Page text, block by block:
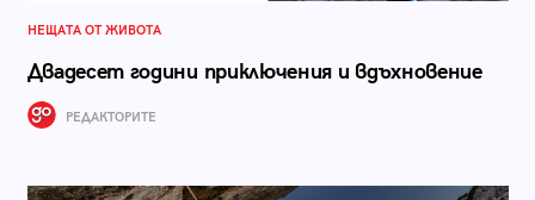
НЕЩАТА ОТ ЖИВОТА
Двадесет години приключения и вдъхновение
РЕДАКТОРИТЕ